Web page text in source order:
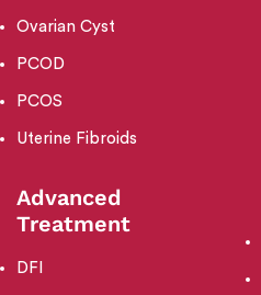
Ovarian Cyst
PCOD
PCOS
Uterine Fibroids
Advanced
Treatment
DFI